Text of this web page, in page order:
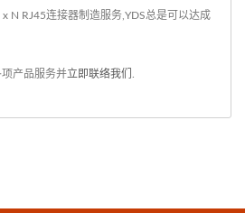
x N RJ45连接器制造服务,YDS总是可以达成
产品服务并 立即联络我们